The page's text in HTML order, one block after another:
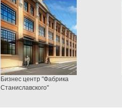
Бизнес центр "Фабрика
Станиславского"